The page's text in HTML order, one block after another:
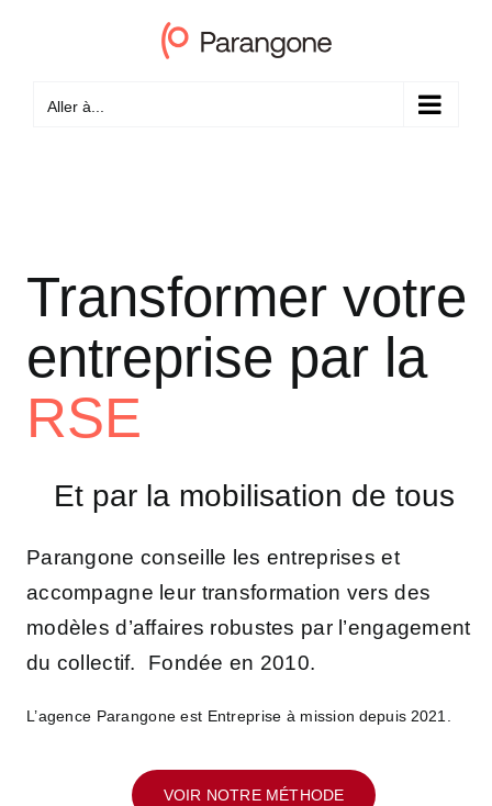
Aller à...
Transformer votre
entreprise par la
RSE
Et par la mobilisation de tous
Parangone conseille les entreprises et
accompagne leur transformation vers des
modèles d’affaires robustes par l’engagement
du collectif. Fondée en 2010.
L’agence Parangone est Entreprise à mission depuis 2021.
VOIR NOTRE MÉTHODE